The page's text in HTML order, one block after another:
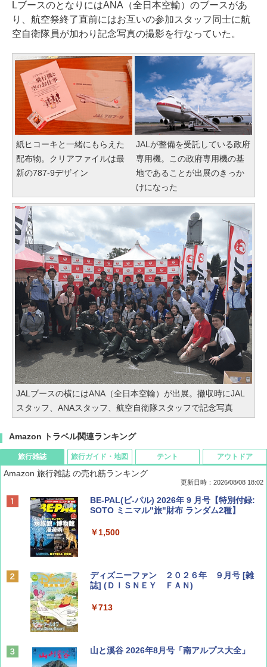
LブースのとなりにはANA（全日本空輸）のブースがあ
り、航空祭終了直前にはお互いの参加スタッフ同士に航
空自衛隊員が加わり記念写真の撮影を行なっていた。
紙ヒコーキと一緒にもらえた
配布物。クリアファイルは最
新の787-9デザイン
JALが整備を受託している政府
専用機。この政府専用機の基
地であることが出展のきっか
けになった
JALブースの横にはANA（全日本空輸）が出展。撤収時にJAL
スタッフ、ANAスタッフ、航空自衛隊スタッフで記念写真
Amazon トラベル関連ランキング
旅行雑誌
Amazon 旅行雑誌 の売れ筋ランキング
更新日時：2026/08/08 18:02
BE-PAL(ビ-パル) 2026年 9 月号【特別付録:
SOTO ミニマル"旅"財布 ランダム2種】
￥1,500
ディズニーファン ２０２６年 ９月号 [雑
誌] (ＤＩＳＮＥＹ ＦＡＮ)
￥713
山と溪谷 2026年8月号「南アルプス大全」
旅行ガイド・地図 テント アウトドア